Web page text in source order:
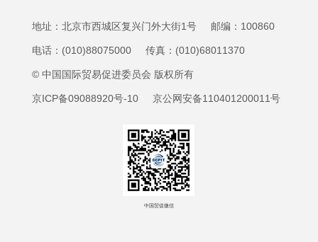
地址：北京市西城区复兴门外大街1号 邮编：100860
电话：(010)88075000 传真：(010)68011370
© 中国国际贸易促进委员会 版权所有
京ICP备09088920号-10 京公网安备110401200011号
中国贸促微信